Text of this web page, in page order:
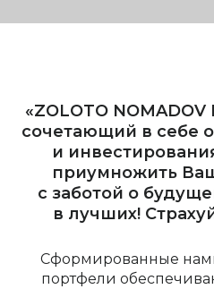
«ZOLOTO NOMADOV
сочетающий в себе
и
приумножить
с заботой о
в лучших!
Сформированные
портфели